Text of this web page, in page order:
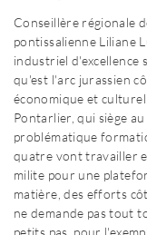
Conseillère régionale
pontissalienne Liliane
industriel d'excellence
qu'est l'arc jurassien
économique et
Pontarlier, qui siège
problématique
quatre vont travailler
milite pour une
matière, des efforts
ne demande pas tout
petits pas, pour